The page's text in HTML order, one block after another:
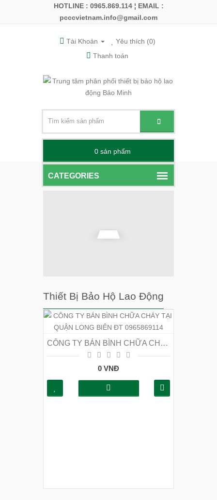
HOTLINE : 0965.869.114 ¦ EMAIL :
pcccvietnam.info@gmail.com
Tài Khoản
Yêu thích (0)
Thanh toán
0 sản phẩm -
CATEGORIES
Thiết Bị Bảo Hộ Lao Động
CÔNG TY BÁN BÌNH CHỮA CHÁY TẠI QUẬN LONG BIÊN ĐT 0965869114
0 VNĐ